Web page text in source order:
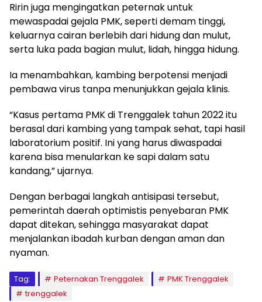
Ririn juga mengingatkan peternak untuk
mewaspadai gejala PMK, seperti demam tinggi,
keluarnya cairan berlebih dari hidung dan mulut,
serta luka pada bagian mulut, lidah, hingga hidung.
Ia menambahkan, kambing berpotensi menjadi
pembawa virus tanpa menunjukkan gejala klinis.
“Kasus pertama PMK di Trenggalek tahun 2022 itu
berasal dari kambing yang tampak sehat, tapi hasil
laboratorium positif. Ini yang harus diwaspadai
karena bisa menularkan ke sapi dalam satu
kandang,” ujarnya.
Dengan berbagai langkah antisipasi tersebut,
pemerintah daerah optimistis penyebaran PMK
dapat ditekan, sehingga masyarakat dapat
menjalankan ibadah kurban dengan aman dan
nyaman.
Tag: Peternakan Trenggalek
PMK Trenggalek
trenggalek